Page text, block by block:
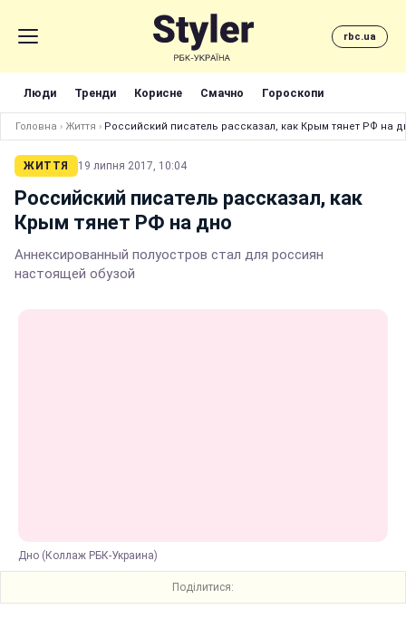
rbc.ua
Люди Тренди Корисне Смачно Гороскопи
Головна › Життя › Российский писатель рассказал, как Крым тянет РФ на
ЖИТТЯ 19 липня 2017, 10:04
Российский писатель рассказал, как
Крым тянет РФ на дно
Аннексированный полуостров стал для россиян
настоящей обузой
Дно (Коллаж РБК-Украина)
Поділитися: